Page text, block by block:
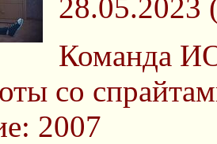
28.05.2023
Команда
со
2007